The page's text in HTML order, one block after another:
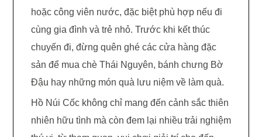
hoặc công viên nước, đặc biệt phù hợp nếu đi
cùng gia đình và trẻ nhỏ. Trước khi kết thúc
chuyến đi, đừng quên ghé các cửa hàng đặc
sản để mua chè Thái Nguyên, bánh chưng Bờ
Đậu hay những món quà lưu niệm về làm quà.
Hồ Núi Cốc không chỉ mang đến cảnh sắc thiên
nhiên hữu tình mà còn đem lại nhiều trải nghiệm